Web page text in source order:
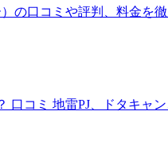
の口コミや評判、料金を
口コミ 地雷PJ、ドタキャ